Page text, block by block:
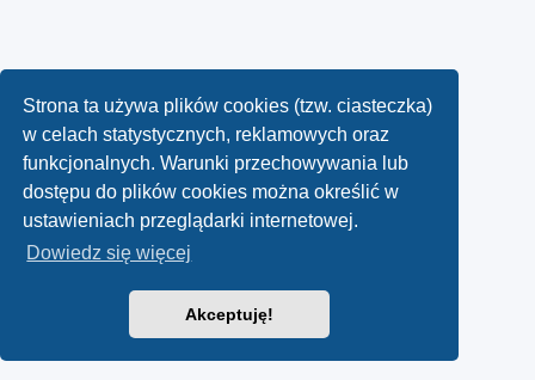
Strona ta używa plików cookies (tzw. ciasteczka)
w celach statystycznych, reklamowych oraz
funkcjonalnych. Warunki przechowywania lub
dostępu do plików cookies można określić w
ustawieniach przeglądarki internetowej.
Dowiedz się więcej
Akceptuję!